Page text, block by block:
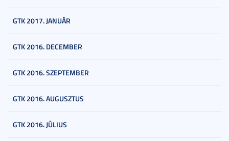
GTK 2017. JANUÁR
GTK 2016. DECEMBER
GTK 2016. SZEPTEMBER
GTK 2016. AUGUSZTUS
GTK 2016. JÚLIUS